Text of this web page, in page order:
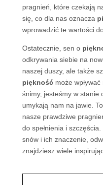
pragnień, które czekają
się, co dla nas oznacza
wprowadzić te wartości
Ostatecznie, sen o
odkrywania siebie na
naszej duszy, ale także
pięknośćmoże wpływać
śnimy, jesteśmy w stanie
umykają nam na jawie.
nasze prawdziwe
do spełnienia i
snów i ich znaczenie,
znajdziesz wiele